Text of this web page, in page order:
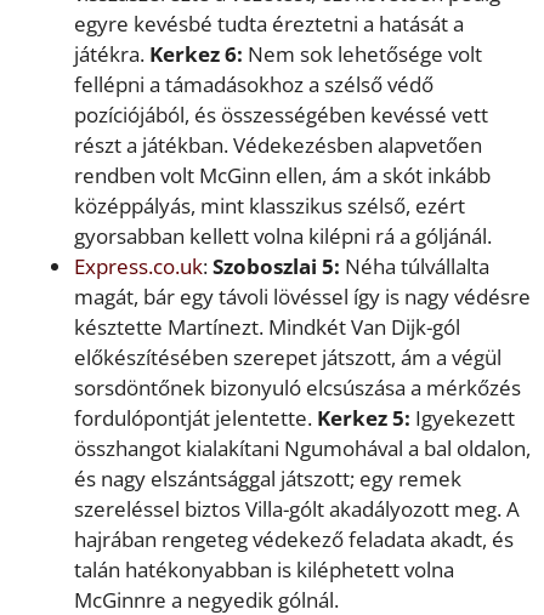
egyre kevésbé tudta éreztetni a hatását a
játékra. Kerkez 6: Nem sok lehetősége volt
fellépni a támadásokhoz a szélső védő
pozíciójából, és összességében kevéssé vett
részt a játékban. Védekezésben alapvetően
rendben volt McGinn ellen, ám a skót inkább
középpályás, mint klasszikus szélső, ezért
gyorsabban kellett volna kilépni rá a góljánál.
Express.co.uk:Szoboszlai 5: Néha túlvállalta
magát, bár egy távoli lövéssel így is nagy védésre
késztette Martínezt. Mindkét Van Dijk-gól
előkészítésében szerepet játszott, ám a végül
sorsdöntőnek bizonyuló elcsúszása a mérkőzés
fordulópontját jelentette. Kerkez 5: Igyekezett
összhangot kialakítani Ngumohával a bal oldalon,
és nagy elszántsággal játszott; egy remek
szereléssel biztos Villa-gólt akadályozott meg. A
hajrában rengeteg védekező feladata akadt, és
talán hatékonyabban is kiléphetett volna
McGinnre a negyedik gólnál.